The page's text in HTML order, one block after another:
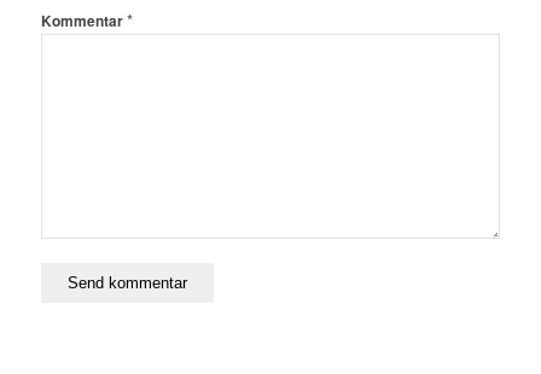
Kommentar*